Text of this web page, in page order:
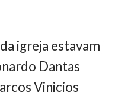
igreja estavam
Dantas
Vinicios